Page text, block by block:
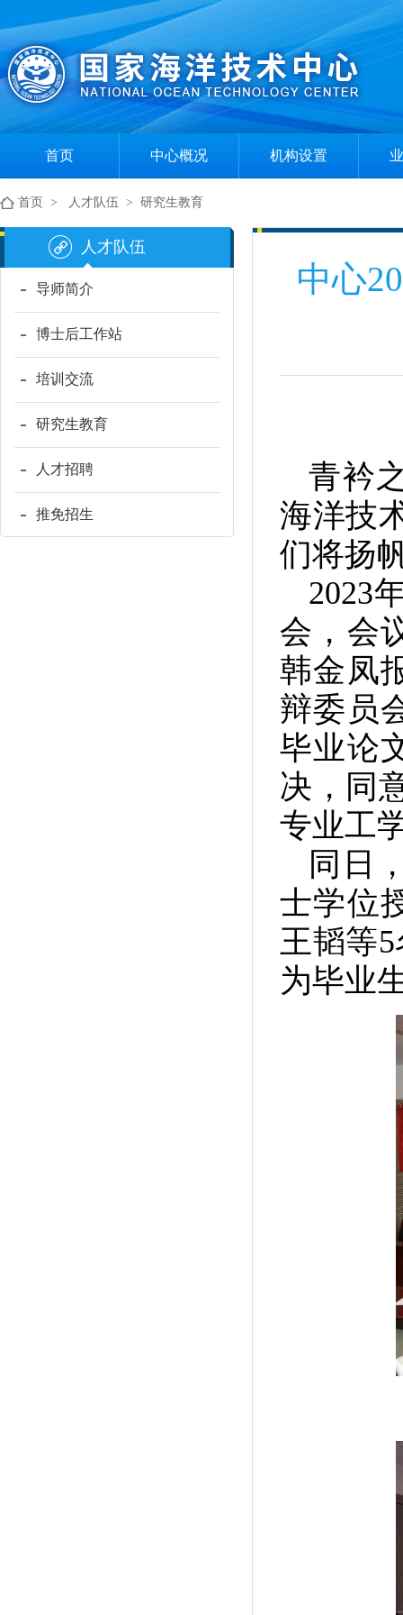
首页 中心概况
中心简介
机构设置
首页 > 人才队伍 > 研究生教育
人才队伍
导师简介
博士后工作站
培训交流
研究生教育
人才招聘
推免招生
中心
青衿
海洋技
们将扬
2023
会，会
韩金凤
辩委员
毕业论
决，同
专业工
同日
士学位
王韬等
为毕业